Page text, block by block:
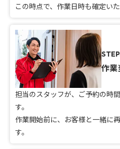
この時点で、作業日時も確定いた
作業
担当のスタッフが、ご予約の時
す。
作業開始前に、お客様と一緒に
す。